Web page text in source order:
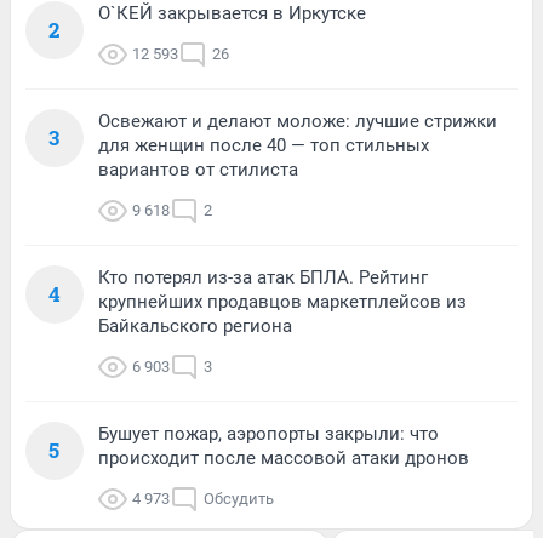
2
О`КЕЙ закрывается в Иркутске
12 593 26
3
Освежают и делают моложе: лучшие стрижки
для женщин после 40 — топ стильных
вариантов от стилиста
9 618 2
4
Кто потерял из-за атак БПЛА. Рейтинг
крупнейших продавцов маркетплейсов из
Байкальского региона
6 903 3
5
Бушует пожар, аэропорты закрыли: что
происходит после массовой атаки дронов
4 973 Обсудить